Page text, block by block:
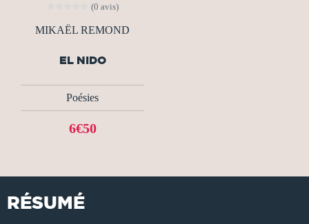
(0 avis)
MIKAËL REMOND
EL NIDO
Poésies
6€50
RÉSUMÉ